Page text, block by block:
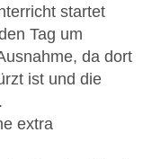
startet
Tag um
da dort
ist und die
extra